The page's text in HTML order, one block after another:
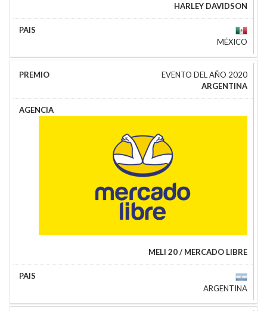
HARLEY DAVIDSON
MÉXICO
EVENTO DEL AÑO 2020
ARGENTINA
MELI 20 / MERCADO LIBRE
ARGENTINA